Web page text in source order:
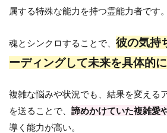
属する特殊な能力を持つ霊能力者です。
魂とシンクロすることで、 彼の気持
ーディングして未来を具体的に
複雑な悩みや状況でも、結果を変える
を送ることで、 諦めかけていた複雑愛
導く能力が高い。